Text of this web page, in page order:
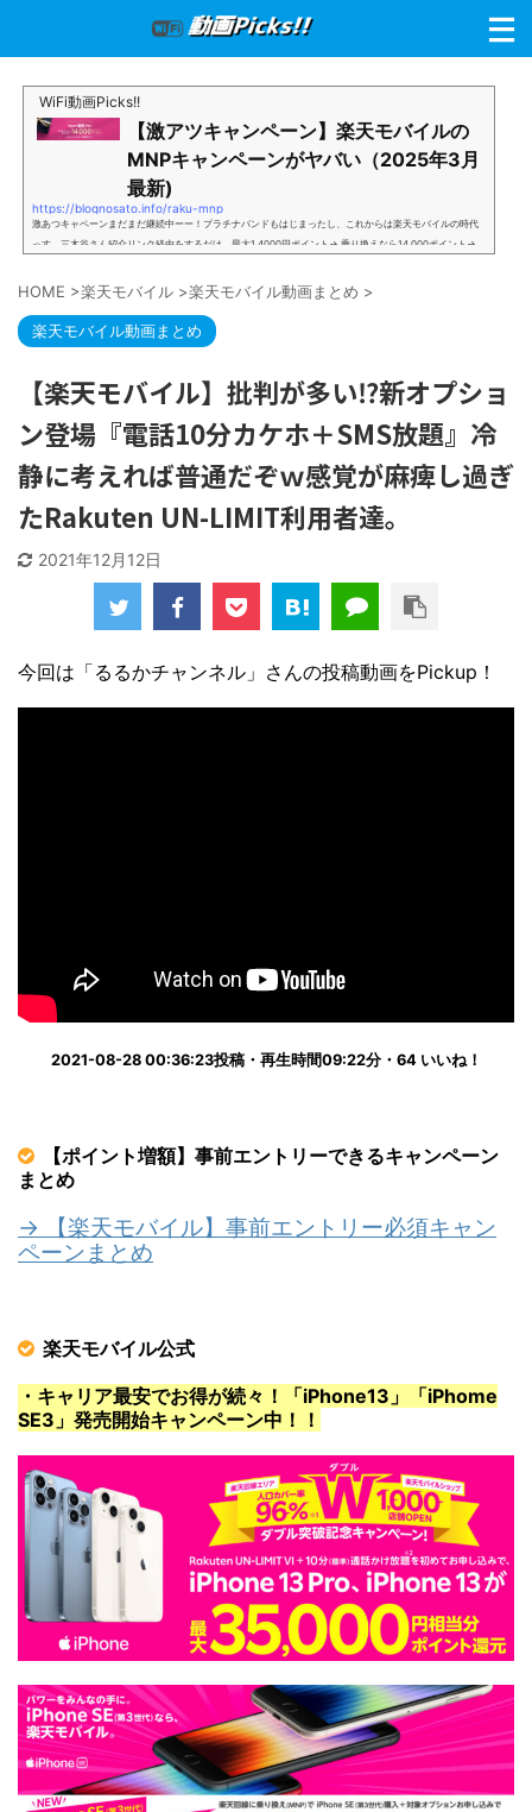
WiFi動画Picks!!
【激アツキャンペーン】楽天モバイルの
MNPキャンペーンがヤバい（2025年3月
最新)
https://blognosato.info/raku-mnp
激あつキャペーンまだまだ継続中ーー！プラチナバンドもはじまったし、これからは楽天モバイルの時代
っす。三木谷さん紹介リンク経由をするだけ。最大1,4000円ポイント→ 乗り換えなら14,000ポイント→
谷さんキャンペーン／2回線目以降でもOK再契約でもでもOK背水の陣の楽天モバイル。ついに「最後の賭
別招待ページから楽天モバイ...
HOME >楽天モバイル >楽天モバイル動画まとめ >
楽天モバイル動画まとめ
【楽天モバイル】批判が多い⁉新オプショ
ン登場『電話10分カケホ＋SMS放題』冷
静に考えれば普通だぞｗ感覚が麻痺し過ぎ
たRakuten UN-LIMIT利用者達。
2021年12月12日
今回は「るるかチャンネル」さんの投稿動画をPickup！
2021-08-28 00:36:23投稿・再生時間09:22分・64 いいね！
【ポイント増額】事前エントリーできるキャンペーン
まとめ
→ 【楽天モバイル】事前エントリー必須キャン
ペーンまとめ
楽天モバイル公式
・キャリア最安でお得が続々！「iPhone13」「iPhome
SE3」発売開始キャンペーン中！！